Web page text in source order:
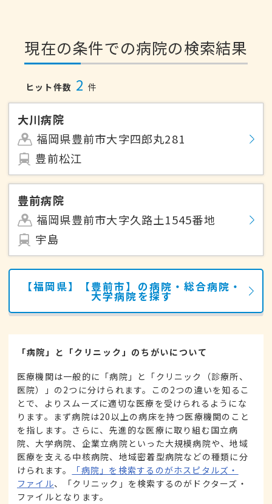
現在の条件での病院の検索結果
ヒット件数 2 件
大川病院
福岡県豊前市大字四郎丸281
豊前松江
豊前病院
福岡県豊前市大字久路土1545番地
宇島
【福岡県】【豊前市】の病院・総合病院・
大学病院を探す
「病院」と「クリニック」のちがいについて
医療機関は一般的に「病院」と「クリニック（診療所、
医院）」の2つに分けられます。この2つの違いを知るこ
とで、よりスムーズに適切な医療を受けられるようにな
ります。まず病院は20以上の病床を持つ医療機関のこと
を指します。さらに、先進的な医療に取り組む国立病
院、大学病院、企業立病院といった大規模病院や、地域
医療を支える中核病院、地域密着型病院などの種類に分
けられます。
「病院」を検索するのがホスピタルズ・
ファイル、「クリニック」を検索するのがドクターズ・
ファイルとなります。